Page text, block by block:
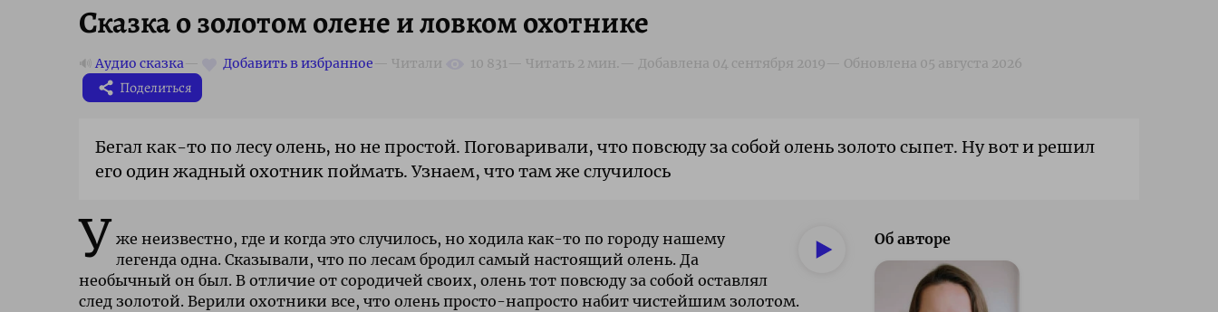
Сказка о золотом олене и ловком охотнике
🔊 Аудио сказка
Поделиться
Бегал как-то по лесу олень, но не простой. Поговаривали, что повсюду за собой олень золото сыпет. Ну вот и решил
его один жадный охотник поймать. Узнаем, что там же случилось
У же неизвестно, где и когда это случилось, но ходила как-то по городу нашему
легенда одна. Сказывали, что по лесам бродил самый настоящий олень. Да
необычный он был. В отличие от сородичей своих, олень тот повсюду за собой оставлял
след золотой. Верили охотники все, что олень просто-напросто набит чистейшим золотом.
Об авторе